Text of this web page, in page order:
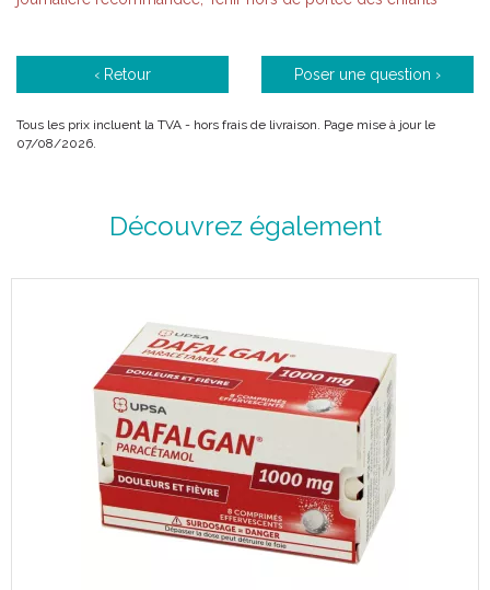
‹ Retour Poser une question ›
Tous les prix incluent la TVA - hors frais de livraison. Page mise à jour le
07/08/2026.
Découvrez également